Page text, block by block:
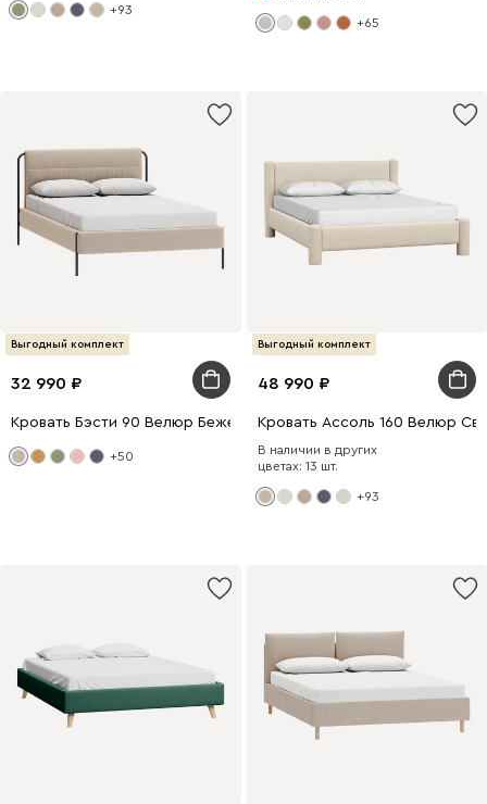
+93
+65
Выгодный комплект
32 990
Кровать Бэсти 90 Велюр Бежевый
+50
Выгодный комплект
48 990
Кровать Ассоль 160 Велюр
В наличии в других
цветах: 13 шт.
+93